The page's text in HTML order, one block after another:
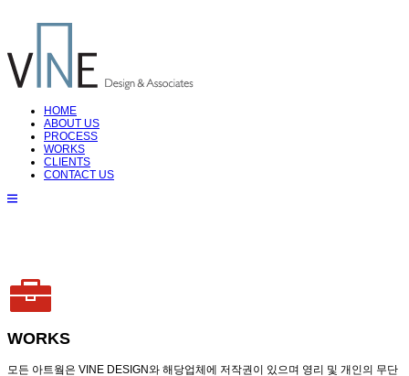
HOME
ABOUT US
PROCESS
WORKS
CLIENTS
CONTACT US
WORKS
모든 아트웤은 VINE DESIGN와 해당업체에 저작권이 있으며 영리 및 개인의 무단